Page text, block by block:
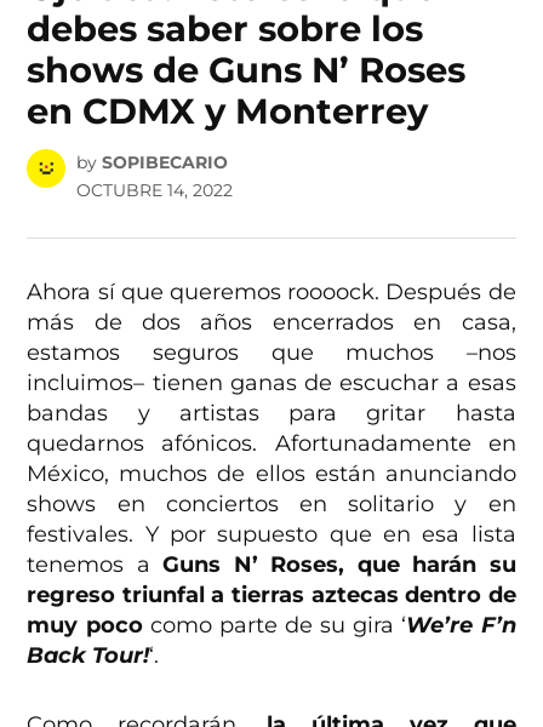
debes saber sobre los
shows de Guns N’ Roses
en CDMX y Monterrey
by SOPIBECARIO
OCTUBRE 14, 2022
Ahora sí que queremos roooock. Después de
más de dos años encerrados en casa,
estamos seguros que muchos –nos
incluimos– tienen ganas de escuchar a esas
bandas y artistas para gritar hasta
quedarnos afónicos. Afortunadamente en
México, muchos de ellos están anunciando
shows en conciertos en solitario y en
festivales. Y por supuesto que en esa lista
tenemos aGuns N’ Roses, que harán su
regreso triunfal a tierras aztecas dentro de
muy pococomo parte de su gira ‘We’re F’n
Back Tour!‘.